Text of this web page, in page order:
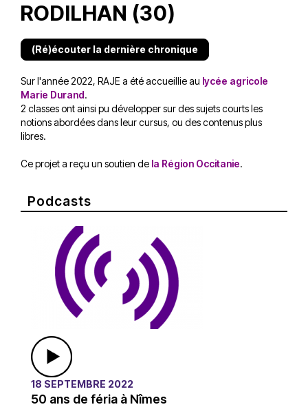
RODILHAN (30)
(Ré)écouter la dernière chronique
Sur l'année 2022, RAJE a été accueillie au lycée agricole
Marie Durand.
2 classes ont ainsi pu développer sur des sujets courts les
notions abordées dans leur cursus, ou des contenus plus
libres.
Ce projet a reçu un soutien de la Région Occitanie.
Podcasts
18 SEPTEMBRE 2022
50 ans de féria à Nîmes